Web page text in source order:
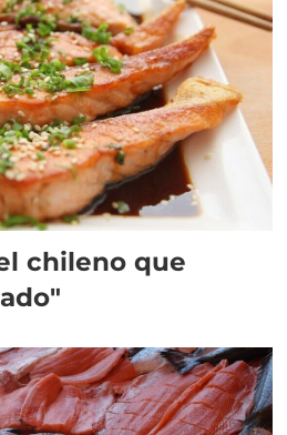
chileno que